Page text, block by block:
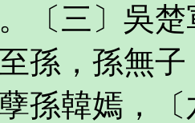
〔三〕吳
至孫，孫無
孽孫韓嫣，